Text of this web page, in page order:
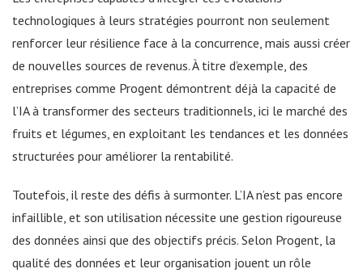
technologiques à leurs stratégies pourront non seulement
renforcer leur résilience face à la concurrence, mais aussi créer
de nouvelles sources de revenus. À titre d’exemple, des
entreprises comme Progent démontrent déjà la capacité de
l’IA à transformer des secteurs traditionnels, ici le marché des
fruits et légumes, en exploitant les tendances et les données
structurées pour améliorer la rentabilité.
Toutefois, il reste des défis à surmonter. L’IA n’est pas encore
infaillible, et son utilisation nécessite une gestion rigoureuse
des données ainsi que des objectifs précis. Selon Progent, la
qualité des données et leur organisation jouent un rôle